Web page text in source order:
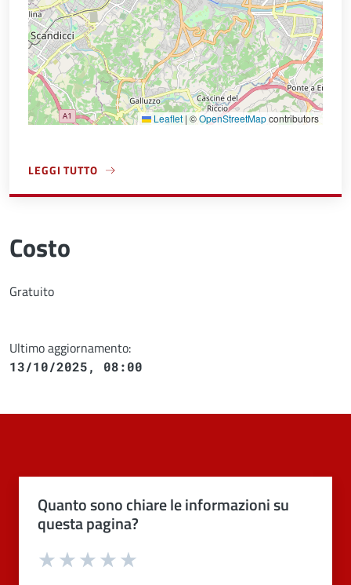
Leaflet | ©OpenStreetMapcontributors
LEGGI TUTTO
A PROPOSITO DI DIREZIONE AMBIENTE
Costo
Gratuito
Ultimo aggiornamento:
13/10/2025, 08:00
Quanto sono chiare le informazioni su
questa pagina?
Valuta 4 stelle su 5
Valuta 3 stelle su 5
Valuta 2 stelle su 5
Valuta 1 stelle su 5